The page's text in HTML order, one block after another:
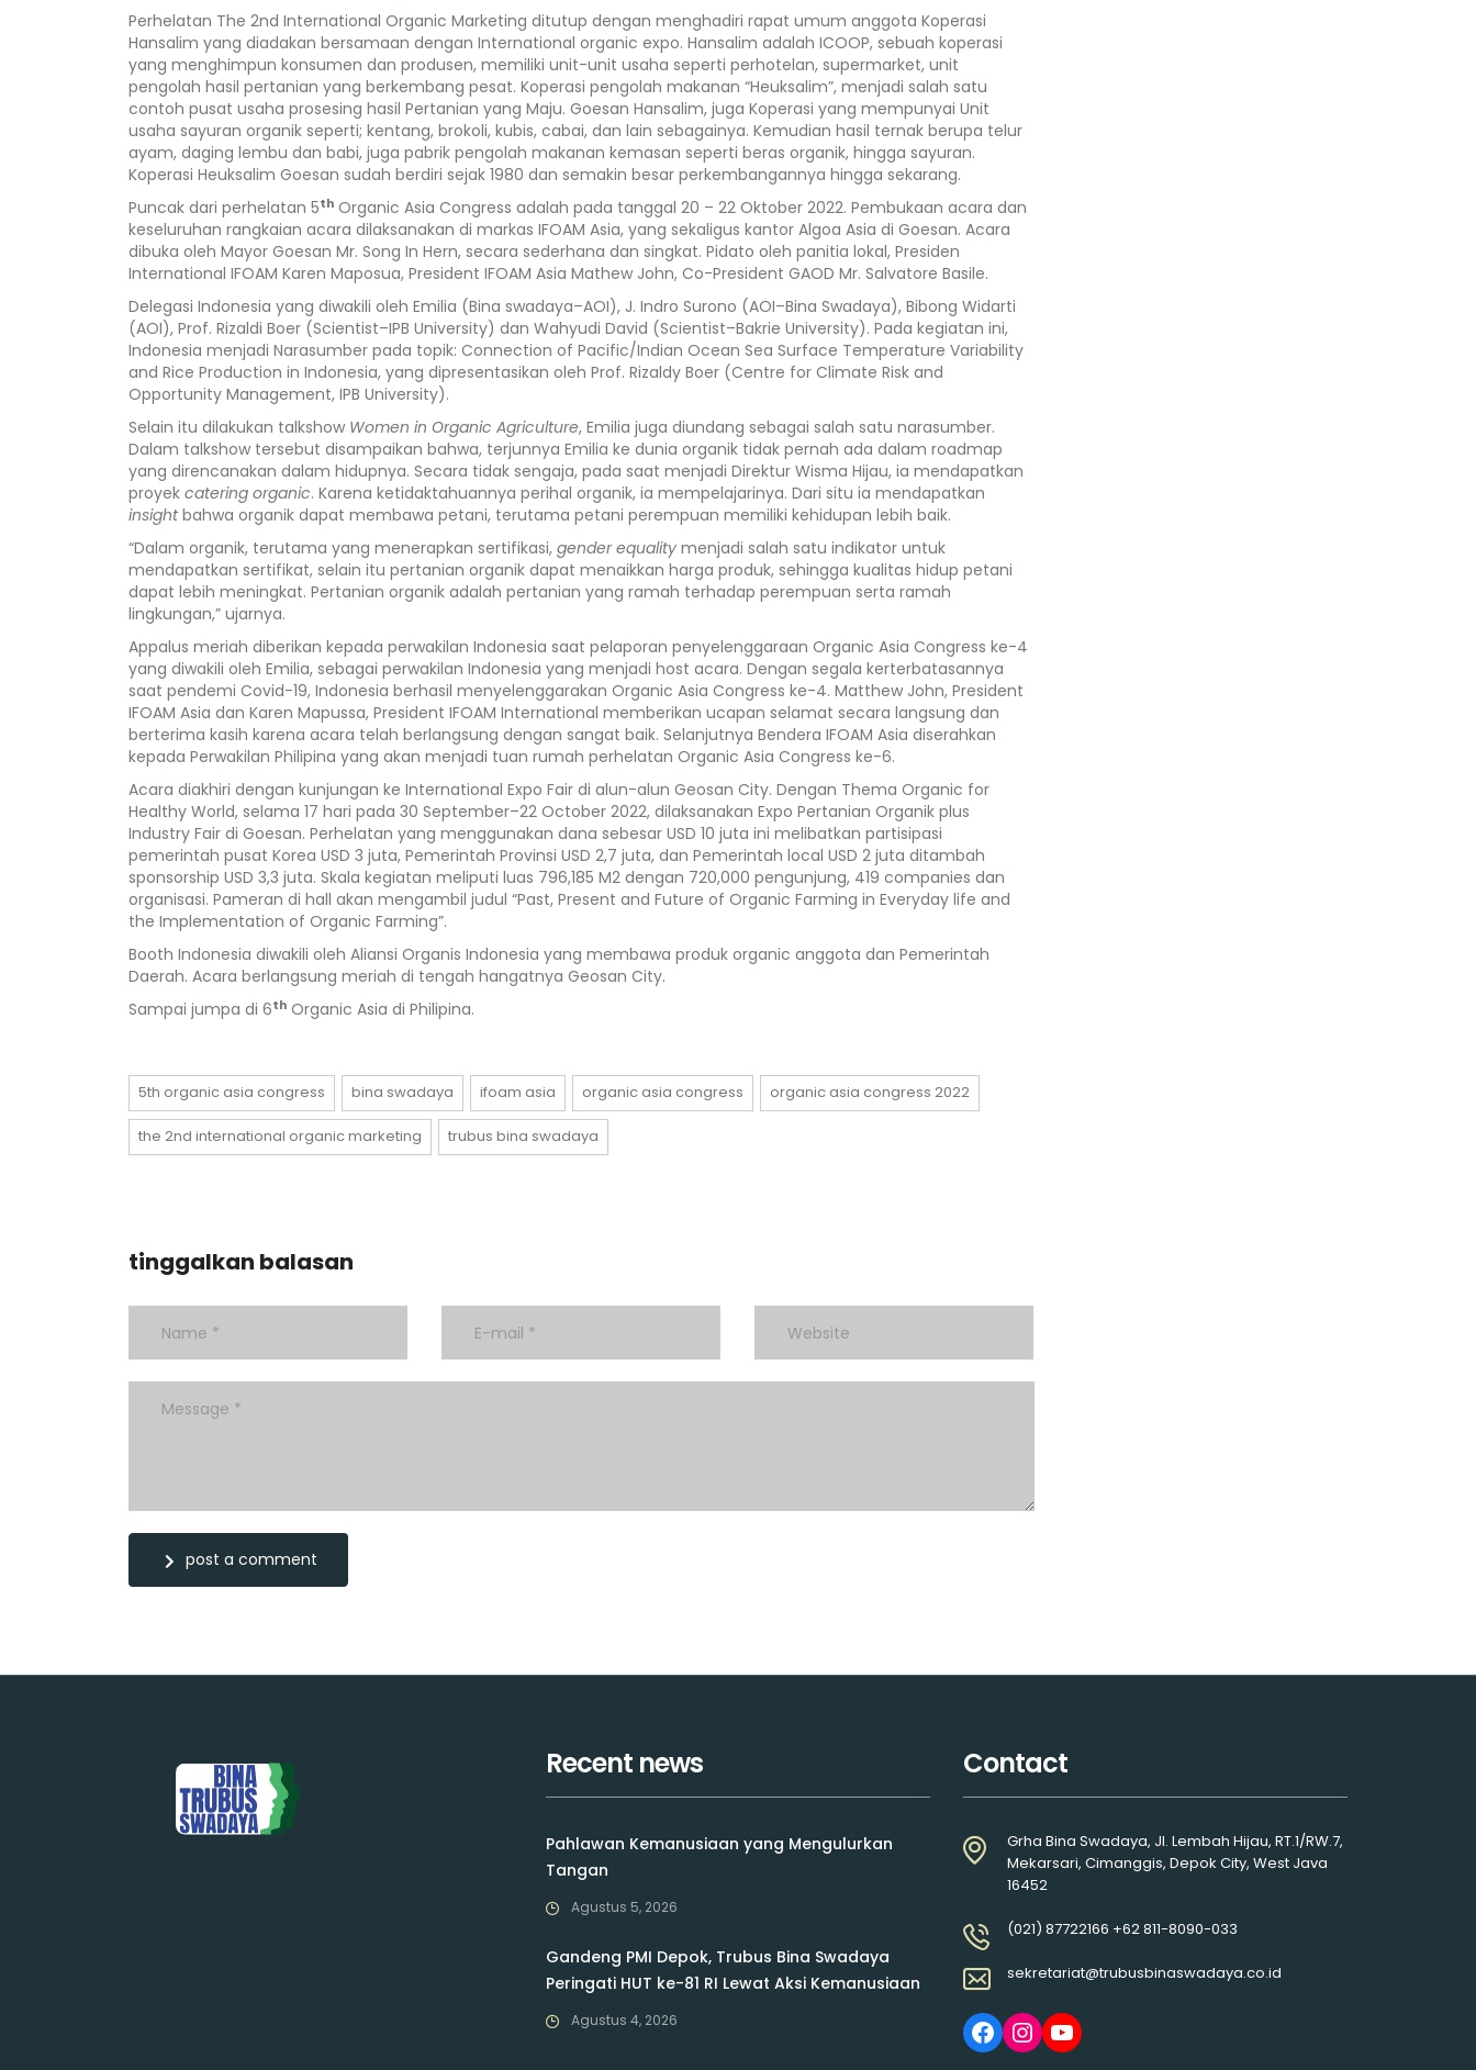
Perhelatan The 2nd International Organic Marketing ditutup dengan menghadiri rapat umum anggota Koperasi
Hansalim yang diadakan bersamaan dengan International organic expo. Hansalim adalah ICOOP, sebuah koperasi
yang menghimpun konsumen dan produsen, memiliki unit-unit usaha seperti perhotelan, supermarket, unit
pengolah hasil pertanian yang berkembang pesat. Koperasi pengolah makanan “Heuksalim”, menjadi salah satu
contoh pusat usaha prosesing hasil Pertanian yang Maju. Goesan Hansalim, juga Koperasi yang mempunyai Unit
usaha sayuran organik seperti; kentang, brokoli, kubis, cabai, dan lain sebagainya. Kemudian hasil ternak berupa telur
ayam, daging lembu dan babi, juga pabrik pengolah makanan kemasan seperti beras organik, hingga sayuran.
Koperasi Heuksalim Goesan sudah berdiri sejak 1980 dan semakin besar perkembangannya hingga sekarang.
Puncak dari perhelatan 5th Organic Asia Congress adalah pada tanggal 20 – 22 Oktober 2022. Pembukaan acara dan
keseluruhan rangkaian acara dilaksanakan di markas IFOAM Asia, yang sekaligus kantor Algoa Asia di Goesan. Acara
dibuka oleh Mayor Goesan Mr. Song In Hern, secara sederhana dan singkat. Pidato oleh panitia lokal, Presiden
International IFOAM Karen Maposua, President IFOAM Asia Mathew John, Co-President GAOD Mr. Salvatore Basile.
Delegasi Indonesia yang diwakili oleh Emilia (Bina swadaya–AOI), J. Indro Surono (AOI–Bina Swadaya), Bibong Widarti
(AOI), Prof. Rizaldi Boer (Scientist–IPB University) dan Wahyudi David (Scientist–Bakrie University). Pada kegiatan ini,
Indonesia menjadi Narasumber pada topik: Connection of Pacific/Indian Ocean Sea Surface Temperature Variability
and Rice Production in Indonesia, yang dipresentasikan oleh Prof. Rizaldy Boer (Centre for Climate Risk and
Opportunity Management, IPB University).
Selain itu dilakukan talkshow Women in Organic Agriculture, Emilia juga diundang sebagai salah satu narasumber.
Dalam talkshow tersebut disampaikan bahwa, terjunnya Emilia ke dunia organik tidak pernah ada dalam roadmap
yang direncanakan dalam hidupnya. Secara tidak sengaja, pada saat menjadi Direktur Wisma Hijau, ia mendapatkan
proyek catering organic. Karena ketidaktahuannya perihal organik, ia mempelajarinya. Dari situ ia mendapatkan
insightbahwa organik dapat membawa petani, terutama petani perempuan memiliki kehidupan lebih baik.
“Dalam organik, terutama yang menerapkan sertifikasi, gender equality menjadi salah satu indikator untuk
mendapatkan sertifikat, selain itu pertanian organik dapat menaikkan harga produk, sehingga kualitas hidup petani
dapat lebih meningkat. Pertanian organik adalah pertanian yang ramah terhadap perempuan serta ramah
lingkungan,” ujarnya.
Appalus meriah diberikan kepada perwakilan Indonesia saat pelaporan penyelenggaraan Organic Asia Congress ke-4
yang diwakili oleh Emilia, sebagai perwakilan Indonesia yang menjadi host acara. Dengan segala kerterbatasannya
saat pendemi Covid-19, Indonesia berhasil menyelenggarakan Organic Asia Congress ke-4. Matthew John, President
IFOAM Asia dan Karen Mapussa, President IFOAM International memberikan ucapan selamat secara langsung dan
berterima kasih karena acara telah berlangsung dengan sangat baik. Selanjutnya Bendera IFOAM Asia diserahkan
kepada Perwakilan Philipina yang akan menjadi tuan rumah perhelatan Organic Asia Congress ke-6.
Acara diakhiri dengan kunjungan ke International Expo Fair di alun-alun Geosan City. Dengan Thema Organic for
Healthy World, selama 17 hari pada 30 September–22 October 2022, dilaksanakan Expo Pertanian Organik plus
Industry Fair di Goesan. Perhelatan yang menggunakan dana sebesar USD 10 juta ini melibatkan partisipasi
pemerintah pusat Korea USD 3 juta, Pemerintah Provinsi USD 2,7 juta, dan Pemerintah local USD 2 juta ditambah
sponsorship USD 3,3 juta. Skala kegiatan meliputi luas 796,185 M2 dengan 720,000 pengunjung, 419 companies dan
organisasi. Pameran di hall akan mengambil judul “Past, Present and Future of Organic Farming in Everyday life and
the Implementation of Organic Farming”.
Booth Indonesia diwakili oleh Aliansi Organis Indonesia yang membawa produk organic anggota dan Pemerintah
Daerah. Acara berlangsung meriah di tengah hangatnya Geosan City.
Sampai jumpa di 6th Organic Asia di Philipina.
5th organic asia congress bina swadaya ifoam asia organic asia congress organic asia congress 2022
the 2nd international organic marketing trubus bina swadaya
tinggalkan balasan
post a comment
Recent news
Pahlawan Kemanusiaan yang Mengulurkan
Tangan
Agustus 5, 2026
Gandeng PMI Depok, Trubus Bina Swadaya
Peringati HUT ke-81 RI Lewat Aksi Kemanusiaan
Agustus 4, 2026
Contact
Grha Bina Swadaya, Jl. Lembah Hijau, RT.1/RW.7,
Mekarsari, Cimanggis, Depok City, West Java
16452
(021) 87722166 +62 811-8090-033
sekretariat@trubusbinaswadaya.co.id